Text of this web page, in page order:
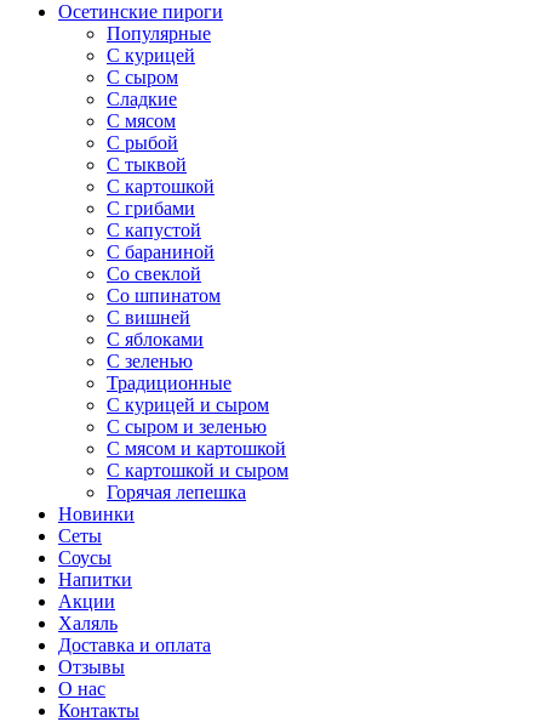
Осетинские пироги
Популярные
С курицей
С сыром
Сладкие
С мясом
С рыбой
С тыквой
С картошкой
С грибами
С капустой
C бараниной
Со свеклой
Со шпинатом
С вишней
С яблоками
С зеленью
Традиционные
С курицей и сыром
С сыром и зеленью
С мясом и картошкой
С картошкой и сыром
Горячая лепешка
Новинки
Сеты
Соусы
Напитки
Акции
Халяль
Доставка и оплата
Отзывы
О нас
Контакты